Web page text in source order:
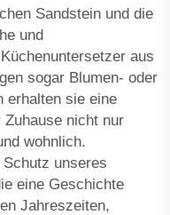
Sandstein und die
und
aus
sogar Blumen- oder
erhalten sie eine
nicht nur
wohnlich.
unseres
eine Geschichte
Jahreszeiten,